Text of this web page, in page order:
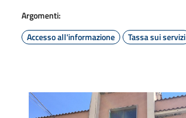
Argomenti:
Accesso all'informazione
Tassa sui servizi